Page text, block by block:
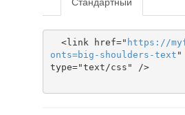
  <link href="
https ://
onts=big-shoulders-text "
type="text/css" />